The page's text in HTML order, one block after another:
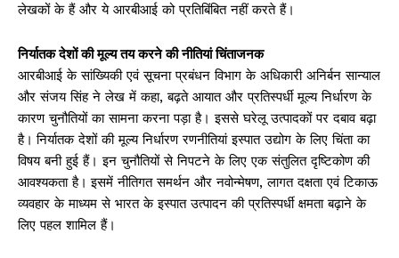
लेखकों के हैं और ये आरबीआई को प्रतिबिंबित नहीं करते हैं।
निर्यातक देशों की मूल्य तय करने की नीतियां चिंताजनक
आरबीआई के सांख्यिकी एवं सूचना प्रबंधन विभाग के अधिकारी अनिर्बन सान्याल
और संजय सिंह ने लेख में कहा, बढ़ते आयात और प्रतिस्पर्धी मूल्य निर्धारण के
कारण चुनौतियों का सामना करना पड़ा है। इससे घरेलू उत्पादकों पर दबाव बढ़ा
है। निर्यातक देशों की मूल्य निर्धारण रणनीतियां इस्पात उद्योग के लिए चिंता का
विषय बनी हुई हैं। इन चुनौतियों से निपटने के लिए एक संतुलित दृष्टिकोण की
आवश्यकता है। इसमें नीतिगत समर्थन और नवोन्मेषण, लागत दक्षता एवं टिकाऊ
व्यवहार के माध्यम से भारत के इस्पात उत्पादन की प्रतिस्पर्धी क्षमता बढ़ाने के
लिए पहल शामिल हैं।